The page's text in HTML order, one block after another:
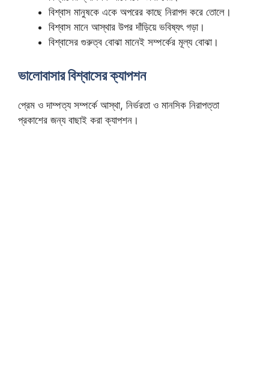
বিশ্বাস মানুষকে একে অপরের কাছে নিরাপদ করে তোলে।
বিশ্বাস মানে আস্থার উপর দাঁড়িয়ে ভবিষ্যৎ গড়া।
বিশ্বাসের গুরুত্ব বোঝা মানেই সম্পর্কের মূল্য বোঝা।
ভালোবাসার বিশ্বাসের ক্যাপশন
প্রেম ও দাম্পত্য সম্পর্কে আস্থা, নির্ভরতা ও মানসিক নিরাপত্তা
প্রকাশের জন্য বাছাই করা ক্যাপশন।